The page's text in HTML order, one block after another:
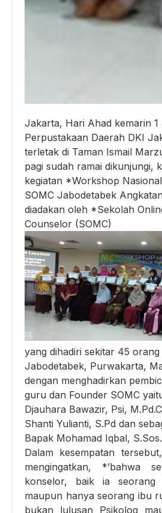
Jakarta, Hari Ahad kemarin 1
Perpustakaan Daerah DKI
terletak di Taman Ismail
pagi sudah ramai dikunjungi,
kegiatan *Workshop
SOMC Jabodetabek
diadakan oleh *Sekolah
Counselor (SOMC)
yang dihadiri sekitar 45
Jabodetabek, Purwakarta,
dengan menghadirkan
guru dan Founder SOMC
Djauhara Bawazir, Psi,
Shanti Yulianti, S.Pd dan
Bapak Mohamad Iqbal,
Dalam kesempatan
mengingatkan, *’bahwa
konselor, baik ia seorang
maupun hanya seorang ibu
bukan lulusan Psikolog